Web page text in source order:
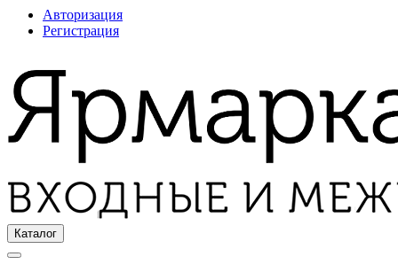
Авторизация
Регистрация
Каталог